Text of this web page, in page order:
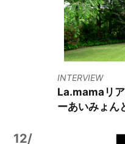
INTERVIEW
La.mamaリ
ーあいみょ
12/